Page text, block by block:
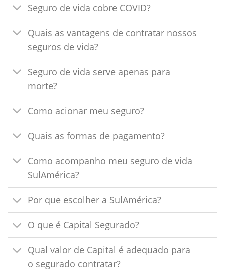
Seguro de vida cobre COVID?
Quais as vantagens de contratar nossos
seguros de vida?
Seguro de vida serve apenas para
morte?
Como acionar meu seguro?
Quais as formas de pagamento?
Como acompanho meu seguro de vida
SulAmérica?
Por que escolher a SulAmérica?
O que é Capital Segurado?
Qual valor de Capital é adequado para
o segurado contratar?